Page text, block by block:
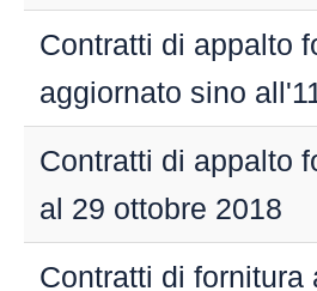
catalogo di dati,
metadati e banche
dati
Altri contenuti – dati
ulteriori
Archivio
Archivio personale
Contratti di appalto
aggiornato sino
Contratti di appalto
al 29 ottobre 2018
Contratti di fornitura